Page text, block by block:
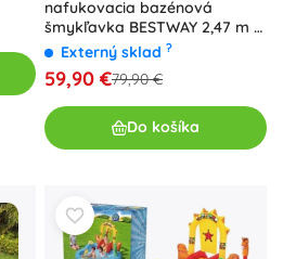
nafukovacia bazénová
šmykľavka BESTWAY 2,47 m s
postrekovačmi
Externý sklad ?
59,90 €79,90 €
Do košíka